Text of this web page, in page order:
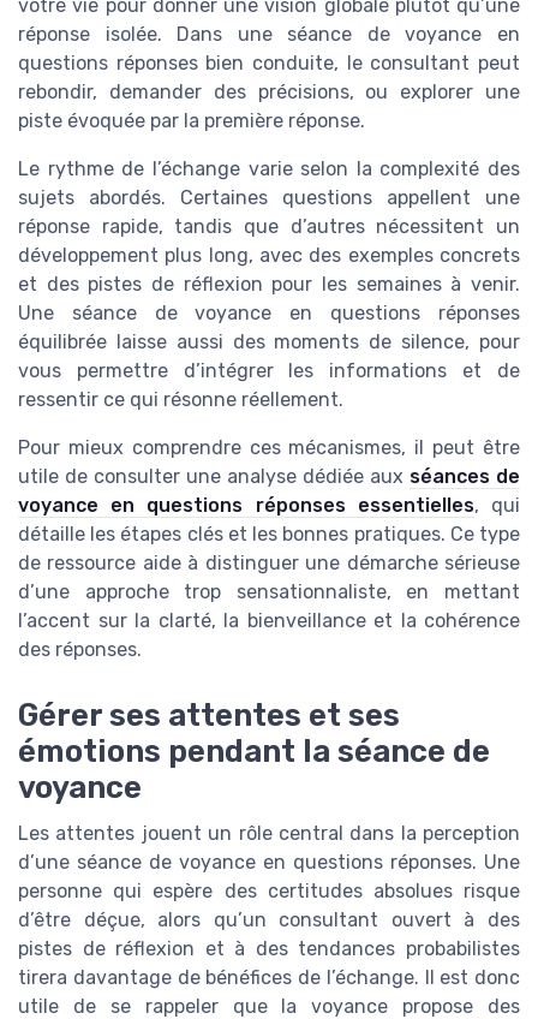
votre vie pour donner une vision globale plutôt qu’une
réponse isolée. Dans une séance de voyance en
questions réponses bien conduite, le consultant peut
rebondir, demander des précisions, ou explorer une
piste évoquée par la première réponse.
Le rythme de l’échange varie selon la complexité des
sujets abordés. Certaines questions appellent une
réponse rapide, tandis que d’autres nécessitent un
développement plus long, avec des exemples concrets
et des pistes de réflexion pour les semaines à venir.
Une séance de voyance en questions réponses
équilibrée laisse aussi des moments de silence, pour
vous permettre d’intégrer les informations et de
ressentir ce qui résonne réellement.
Pour mieux comprendre ces mécanismes, il peut être
utile de consulter une analyse dédiée aux séances de
voyance en questions réponses essentielles, qui
détaille les étapes clés et les bonnes pratiques. Ce type
de ressource aide à distinguer une démarche sérieuse
d’une approche trop sensationnaliste, en mettant
l’accent sur la clarté, la bienveillance et la cohérence
des réponses.
Gérer ses attentes et ses
émotions pendant la séance de
voyance
Les attentes jouent un rôle central dans la perception
d’une séance de voyance en questions réponses. Une
personne qui espère des certitudes absolues risque
d’être déçue, alors qu’un consultant ouvert à des
pistes de réflexion et à des tendances probabilistes
tirera davantage de bénéfices de l’échange. Il est donc
utile de se rappeler que la voyance propose des